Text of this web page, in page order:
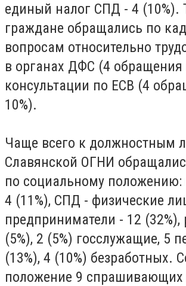
единый налог СПД - 4 (10%).
граждане обращались по
вопросам относительно
в органах ДФС (4 обращения
консультации по ЕСВ (4
10%).
Чаще всего к должностным
Славянской ОГНИ
по социальному положению:
4 (11%), СПД - физические
предприниматели - 12 (32%),
(5%), 2 (5%) госслужащие, 5
(13%), 4 (10%) безработных.
положение 9 спрашивающих